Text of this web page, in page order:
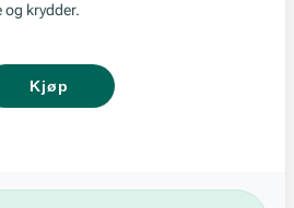
krydder.
Kjøp